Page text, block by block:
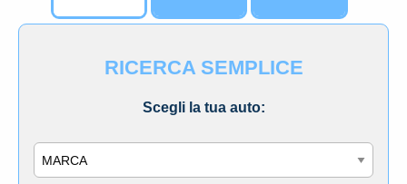
RICERCA SEMPLICE
Scegli la tua auto: